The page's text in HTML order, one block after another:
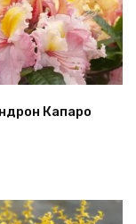
Капаро